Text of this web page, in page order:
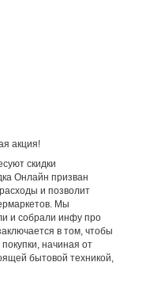
акция!
скидки
Онлайн призван
и позволит
Мы
и собрали инфу про
в том, чтобы
начиная от
бытовой техникой,